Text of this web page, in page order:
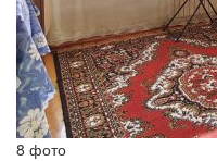
8 фото